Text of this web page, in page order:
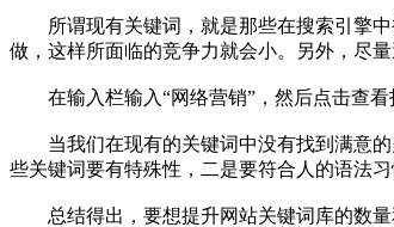
所谓现有关键词，就是那些在搜索引擎中
做，这样所面临的竞争力就会小。另外，尽
在输入栏输入“网络营销”，然后点击查看
当我们在现有的关键词中没有找到满意的
些关键词要有特殊性，二是要符合人的语法
总结得出，要想提升网站关键词库的数量